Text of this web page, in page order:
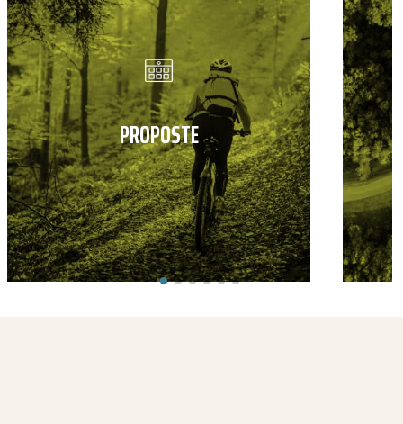
PROPOSTE